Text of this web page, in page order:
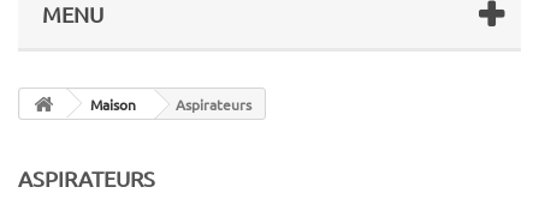
MENU
Maison Aspirateurs
ASPIRATEURS